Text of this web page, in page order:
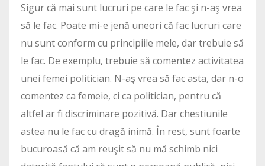
Sigur că mai sunt lucruri pe care le fac şi n-aş vrea
să le fac. Poate mi-e jenă uneori că fac lucruri care
nu sunt conform cu principiile mele, dar trebuie să
le fac. De exemplu, trebuie să comentez activitatea
unei femei politician. N-aş vrea să fac asta, dar n-o
comentez ca femeie, ci ca politician, pentru că
altfel ar fi discriminare pozitivă. Dar chestiunile
astea nu le fac cu dragă inimă. În rest, sunt foarte
bucuroasă că am reuşit să nu mă schimb nici